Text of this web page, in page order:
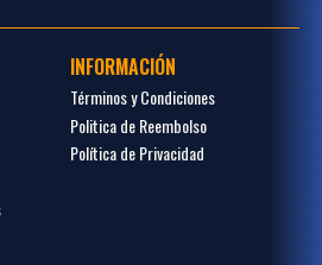
INFORMACIÓN
Términos y Condiciones
Politica de Reembolso
Política de Privacidad